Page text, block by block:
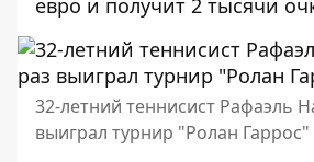
евро и получит 2 тысячи
32-летний теннисист Рафаэль
выиграл турнир "Ролан Гаррос"